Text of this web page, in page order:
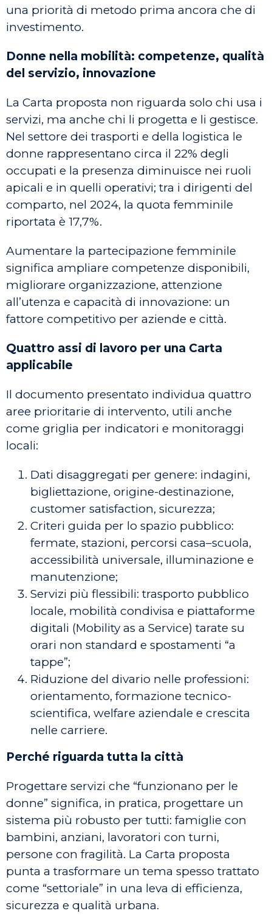
una priorità di metodo prima ancora che di
investimento.
Donne nella mobilità: competenze, qualità
del servizio, innovazione
La Carta proposta non riguarda solo chi usa i
servizi, ma anche chi li progetta e li gestisce.
Nel settore dei trasporti e della logistica le
donne rappresentano circa il 22% degli
occupati e la presenza diminuisce nei ruoli
apicali e in quelli operativi; tra i dirigenti del
comparto, nel 2024, la quota femminile
riportata è 17,7%.
Aumentare la partecipazione femminile
significa ampliare competenze disponibili,
migliorare organizzazione, attenzione
all’utenza e capacità di innovazione: un
fattore competitivo per aziende e città.
Quattro assi di lavoro per una Carta
applicabile
Il documento presentato individua quattro
aree prioritarie di intervento, utili anche
come griglia per indicatori e monitoraggi
locali:
Dati disaggregati per genere: indagini,
bigliettazione, origine-destinazione,
customer satisfaction, sicurezza;
Criteri guida per lo spazio pubblico:
fermate, stazioni, percorsi casa–scuola,
accessibilità universale, illuminazione e
manutenzione;
Servizi più flessibili: trasporto pubblico
locale, mobilità condivisa e piattaforme
digitali (Mobility as a Service) tarate su
orari non standard e spostamenti “a
tappe”;
Riduzione del divario nelle professioni:
orientamento, formazione tecnico-
scientifica, welfare aziendale e crescita
nelle carriere.
Perché riguarda tutta la città
Progettare servizi che “funzionano per le
donne” significa, in pratica, progettare un
sistema più robusto per tutti: famiglie con
bambini, anziani, lavoratori con turni,
persone con fragilità. La Carta proposta
punta a trasformare un tema spesso trattato
come “settoriale” in una leva di efficienza,
sicurezza e qualità urbana.